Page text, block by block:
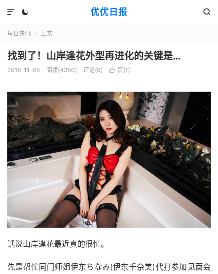
优优日报
 

每日快讯  正文
找到了！山岸逢花外型再进化的关键是…
2018-11-05 阅读(4350) 评论(0)  赞(1 )
话说山岸逢花最近真的很忙。
先是帮忙同门师姐伊东ちなみ(伊东千奈美)代打参加见面会